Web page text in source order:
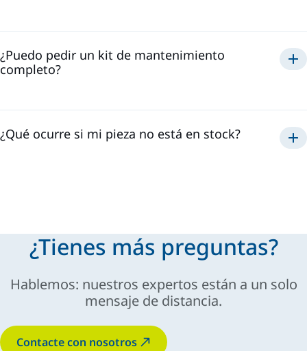
¿Puedo pedir un kit de mantenimiento
completo?
¿Qué ocurre si mi pieza no está en stock?
¿Tienes más preguntas?
Hablemos: nuestros expertos están a un solo
mensaje de distancia.
Contacte con nosotros